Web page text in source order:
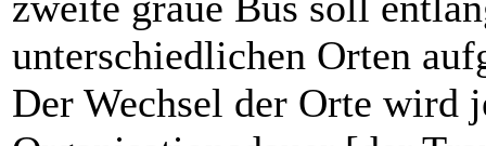
unterschiedlichen Orten
Der Wechsel der Orte wird